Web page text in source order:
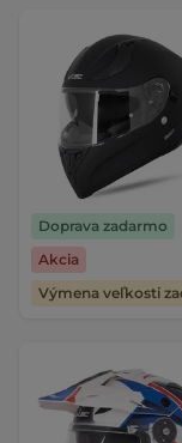
Doprava zadarmo
Akcia